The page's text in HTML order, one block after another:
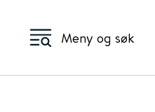
Meny og søk